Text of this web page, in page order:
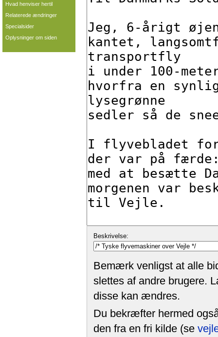
Beskrivelse:
Bemærk venligst at alle
slettes af andre brugere.
disse kan ændres.
Du bekræfter hermed
den fra en fri kilde (se
Hvad henviser hertil
Relaterede ændringer
Specialsider
Oplysninger om siden